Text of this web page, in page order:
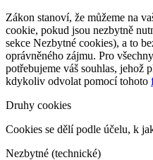
Zákon stanoví, že můžeme na
cookie, pokud jsou nezbytně
sekce Nezbytné cookies), a to
oprávněného zájmu. Pro
potřebujeme váš souhlas, jehož
kdykoliv odvolat pomocí tohoto
Druhy cookies
Cookies se dělí podle účelu, k
Nezbytné (technické)